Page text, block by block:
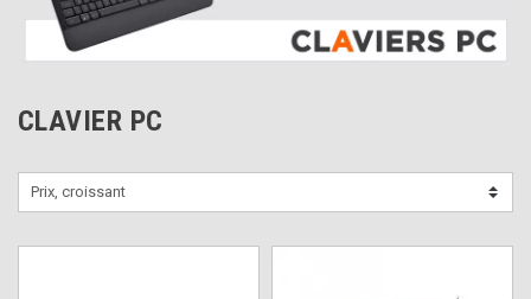
CLAVIER PC
Prix, croissant